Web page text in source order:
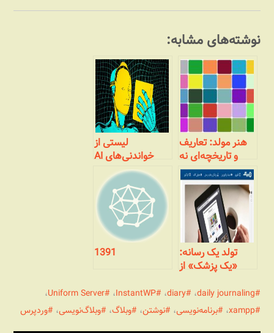
نوشته‌های مشابه:
هنر مولد: تعاریف
و تاریخچه‌ای نه
چندان مختصر
لیستی از
خواندنی‌های AI
تولد یک رسانه:
«یک پزشک» از
جمعی
1391
daily journaling، diary، InstantWP، Uniform Server،
xampp، برنامه‌نویسی، نوشتن، وبلاگ، وبلاگ‌نویسی، وردپرس